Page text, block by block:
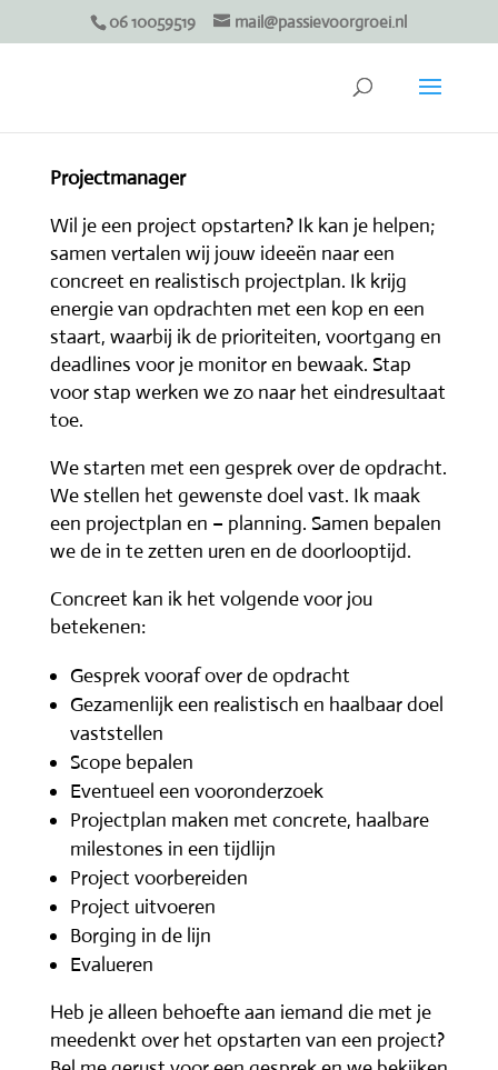
06 10059519 mail@passievoorgroei.nl
Projectmanager
Wil je een project opstarten? Ik kan je helpen;
samen vertalen wij jouw ideeën naar een
concreet en realistisch projectplan. Ik krijg
energie van opdrachten met een kop en een
staart, waarbij ik de prioriteiten, voortgang en
deadlines voor je monitor en bewaak. Stap
voor stap werken we zo naar het eindresultaat
toe.
We starten met een gesprek over de opdracht.
We stellen het gewenste doel vast. Ik maak
een projectplan en – planning. Samen bepalen
we de in te zetten uren en de doorlooptijd.
Concreet kan ik het volgende voor jou
betekenen:
Gesprek vooraf over de opdracht
Gezamenlijk een realistisch en haalbaar doel
vaststellen
Scope bepalen
Eventueel een vooronderzoek
Projectplan maken met concrete, haalbare
milestones in een tijdlijn
Project voorbereiden
Project uitvoeren
Borging in de lijn
Evalueren
Heb je alleen behoefte aan iemand die met je
meedenkt over het opstarten van een project?